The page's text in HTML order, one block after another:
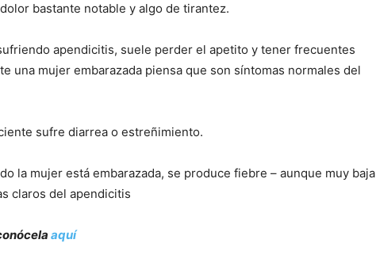
bastante notable y algo de tirantez.
apendicitis, suele perder el apetito y tener frecuentes
una mujer embarazada piensa que son síntomas normales del
sufre diarrea o estreñimiento.
la mujer está embarazada, se produce fiebre – aunque muy baja
claros del apendicitis
aquí